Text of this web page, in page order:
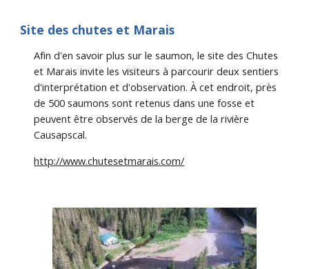
Site des chutes et Marais
Afin d'en savoir plus sur le saumon, le site des Chutes
et Marais invite les visiteurs à parcourir deux sentiers
d'interprétation et d'observation. À cet endroit, près
de 500 saumons sont retenus dans une fosse et
peuvent être observés de la berge de la rivière
Causapscal.
http://www.chutesetmarais.com/